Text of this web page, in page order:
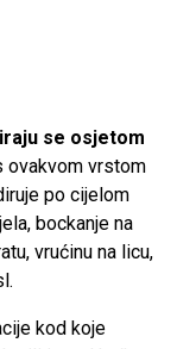
se osjetom
ovakvom vrstom
po cijelom
bockanje na
vrućinu na licu,
kod koje